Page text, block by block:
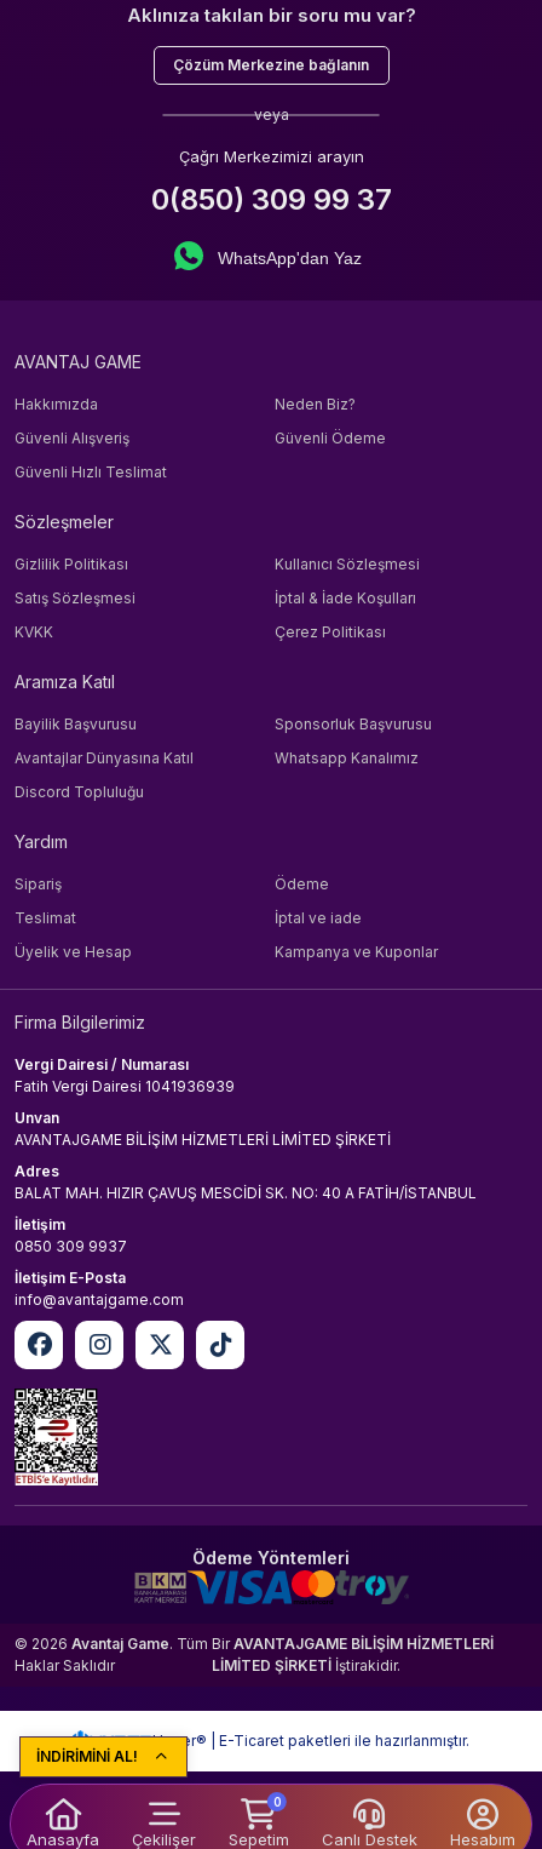
İNDİRİMİNİ AL!
Anasayfa Çekilişer
0
Sepetim Canlı Destek Hesabım
Aklınıza takılan bir soru mu var?
Çözüm Merkezine bağlanın
veya
Çağrı Merkezimizi arayın
0(850) 309 99 37
WhatsApp'dan Yaz
AVANTAJ GAME
Hakkımızda
Neden Biz?
Güvenli Alışveriş
Güvenli Ödeme
Güvenli Hızlı Teslimat
Sözleşmeler
Gizlilik Politikası
Kullanıcı Sözleşmesi
Satış Sözleşmesi
İptal & İade Koşulları
KVKK
Çerez Politikası
Aramıza Katıl
Bayilik Başvurusu
Sponsorluk Başvurusu
Avantajlar Dünyasına Katıl
Whatsapp Kanalımız
Discord Topluluğu
Yardım
Sipariş
Ödeme
Teslimat
İptal ve iade
Üyelik ve Hesap
Kampanya ve Kuponlar
Firma Bilgilerimiz
Vergi Dairesi / Numarası
Fatih Vergi Dairesi 1041936939
Unvan
AVANTAJGAME BİLİŞİM HİZMETLERİ LİMİTED ŞİRKETİ
Adres
BALAT MAH. HIZIR ÇAVUŞ MESCİDİ SK. NO: 40 A FATİH/İSTANBUL
İletişim
0850 309 9937
İletişim E-Posta
info@avantajgame.com
Ödeme Yöntemleri
© 2026 Avantaj Game. Tüm
Haklar Saklıdır
BirAVANTAJGAME BİLİŞİM HİZMETLERİ
LİMİTED ŞİRKETİ İştirakidir.
Hyper® | E-Ticaret paketleri ile hazırlanmıştır.